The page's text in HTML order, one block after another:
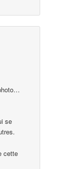
se
cette